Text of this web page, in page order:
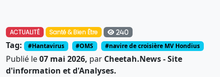
ACTUALITÉ Santé & Bien Être 240
Tag: #Hantavirus #OMS #navire de croisière MV Hondius
Publié le07 mai 2026, par Cheetah.News - Site
d'information et d'Analyses.